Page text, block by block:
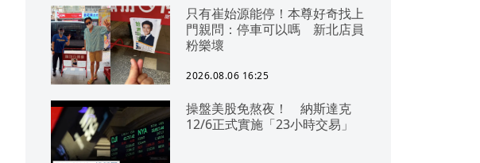
只有崔始源能停！本尊好奇找上
門親問：停車可以嗎 新北店員
粉樂壞
2026.08.06 16:25
操盤美股免熬夜！ 納斯達克
12/6正式實施「23小時交易」